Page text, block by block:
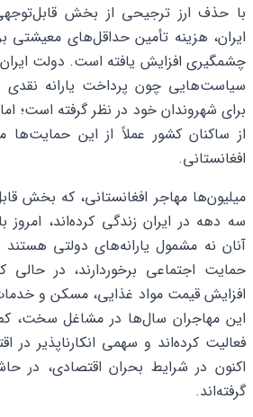
با حذف ارز ترجیحی از بخش
ایران، هزینه تأمین حداقل‌های معیشتی
چشمگیری افزایش یافته است. دولت
سیاست‌هایی چون پرداخت یارانه نقدی
برای شهروندان خود در نظر گرفته است؛
از ساکنان کشور عملاً از این حمایت‌ها
افغانستانی.
میلیون‌ها مهاجر افغانستانی، که بخش
سه دهه در ایران زندگی کرده‌اند، امروز
آنان نه مشمول یارانه‌های دولتی
حمایت اجتماعی برخوردارند، در حالی
افزایش قیمت مواد غذایی، مسکن و
این مهاجران سال‌ها در مشاغل سخت،
فعالیت کرده‌اند و سهمی انکارناپذیر در
اکنون در شرایط بحران اقتصادی، در
گرفته‌اند.